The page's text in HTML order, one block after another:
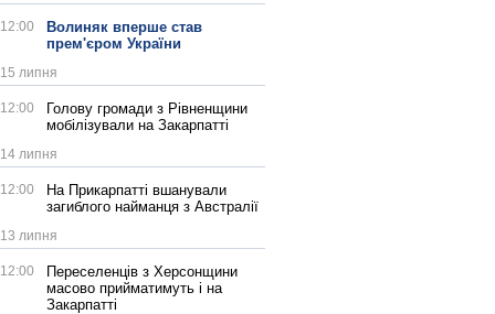
12:00
Волиняк вперше став
прем'єром України
15 липня
12:00
Голову громади з Рівненщини
мобілізували на Закарпатті
14 липня
12:00
На Прикарпатті вшанували
загиблого найманця з Австралії
13 липня
12:00
Переселенців з Херсонщини
масово прийматимуть і на
Закарпатті